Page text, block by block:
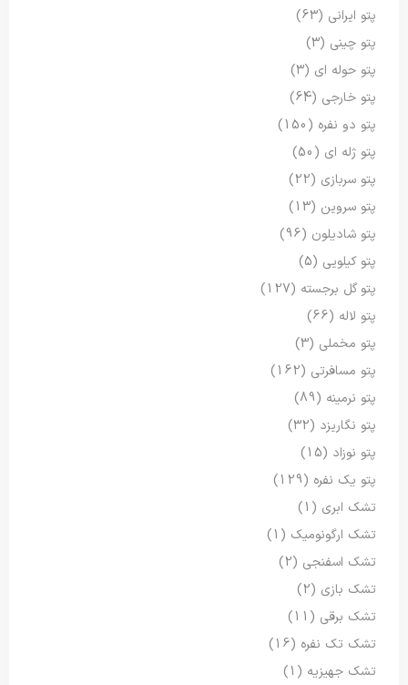
پتو ایرانی (63)
پتو چینی (3)
پتو حوله ای (3)
پتو خارجی (64)
پتو دو نفره (150)
پتو ژله ای (50)
پتو سربازی (22)
پتو سروین (13)
پتو شادیلون (96)
پتو کیلویی (5)
پتو گل برجسته (127)
پتو لاله (66)
پتو مخملی (3)
پتو مسافرتی (162)
پتو نرمینه (89)
پتو نگاریزد (32)
پتو نوزاد (15)
پتو یک نفره (129)
تشک ابری (1)
تشک ارگونومیک (1)
تشک اسفنجی (2)
تشک بازی (2)
تشک برقی (11)
تشک تک نفره (16)
تشک جهیزیه (1)